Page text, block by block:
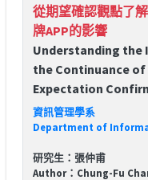
從期望確認觀點了
牌APP的影響
Understanding the
the Continuance
Expectation
資訊管理學系
Department of
研究生：張仲甫
Author：Chung-Fu